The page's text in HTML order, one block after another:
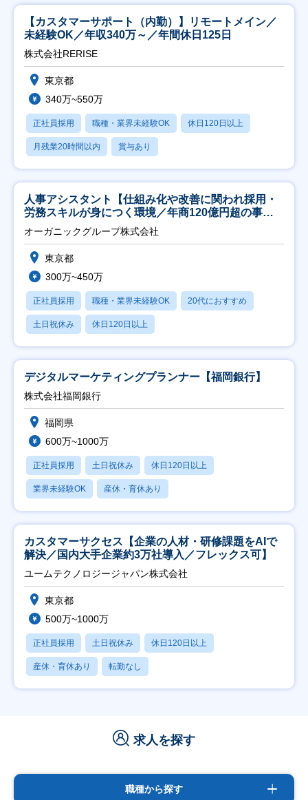
【カスタマーサポート（内勤）】リモートメイン／
未経験OK／年収340万～／年間休日125日
株式会社RERISE
東京都
340万~550万
正社員採用 職種・業界未経験OK 休日120日以上
月残業20時間以内 賞与あり
人事アシスタント【仕組み化や改善に関われ採用・
労務スキルが身につく環境／年商120億円超の事業
会社】
オーガニックグループ株式会社
東京都
300万~450万
正社員採用 職種・業界未経験OK 20代におすすめ
土日祝休み 休日120日以上
デジタルマーケティングプランナー【福岡銀行】
株式会社福岡銀行
福岡県
600万~1000万
正社員採用 土日祝休み 休日120日以上
業界未経験OK 産休・育休あり
カスタマーサクセス【企業の人材・研修課題をAIで
解決／国内大手企業約3万社導入／フレックス可】
ユームテクノロジージャパン株式会社
東京都
500万~1000万
正社員採用 土日祝休み 休日120日以上
産休・育休あり 転勤なし
求人を探す
職種から探す